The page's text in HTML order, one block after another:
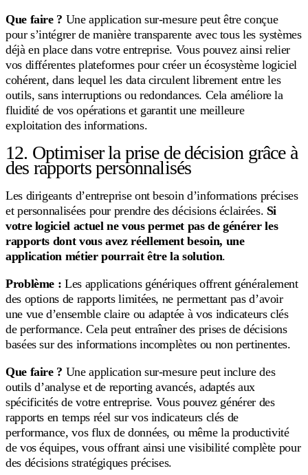
Que faire ? Une application sur-mesure peut être conçue
pour s’intégrer de manière transparente avec tous les systèmes
déjà en place dans votre entreprise. Vous pouvez ainsi relier
vos différentes plateformes pour créer un écosystème logiciel
cohérent, dans lequel les data circulent librement entre les
outils, sans interruptions ou redondances. Cela améliore la
fluidité de vos opérations et garantit une meilleure
exploitation des informations.
12. Optimiser la prise de décision grâce à
des rapports personnalisés
Les dirigeants d’entreprise ont besoin d’informations précises
et personnalisées pour prendre des décisions éclairées. Si
votre logiciel actuel ne vous permet pas de générer les
rapports dont vous avez réellement besoin, une
application métier pourrait être la solution.
Problème : Les applications génériques offrent généralement
des options de rapports limitées, ne permettant pas d’avoir
une vue d’ensemble claire ou adaptée à vos indicateurs clés
de performance. Cela peut entraîner des prises de décisions
basées sur des informations incomplètes ou non pertinentes.
Que faire ? Une application sur-mesure peut inclure des
outils d’analyse et de reporting avancés, adaptés aux
spécificités de votre entreprise. Vous pouvez générer des
rapports en temps réel sur vos indicateurs clés de
performance, vos flux de données, ou même la productivité
de vos équipes, vous offrant ainsi une visibilité complète pour
des décisions stratégiques précises.